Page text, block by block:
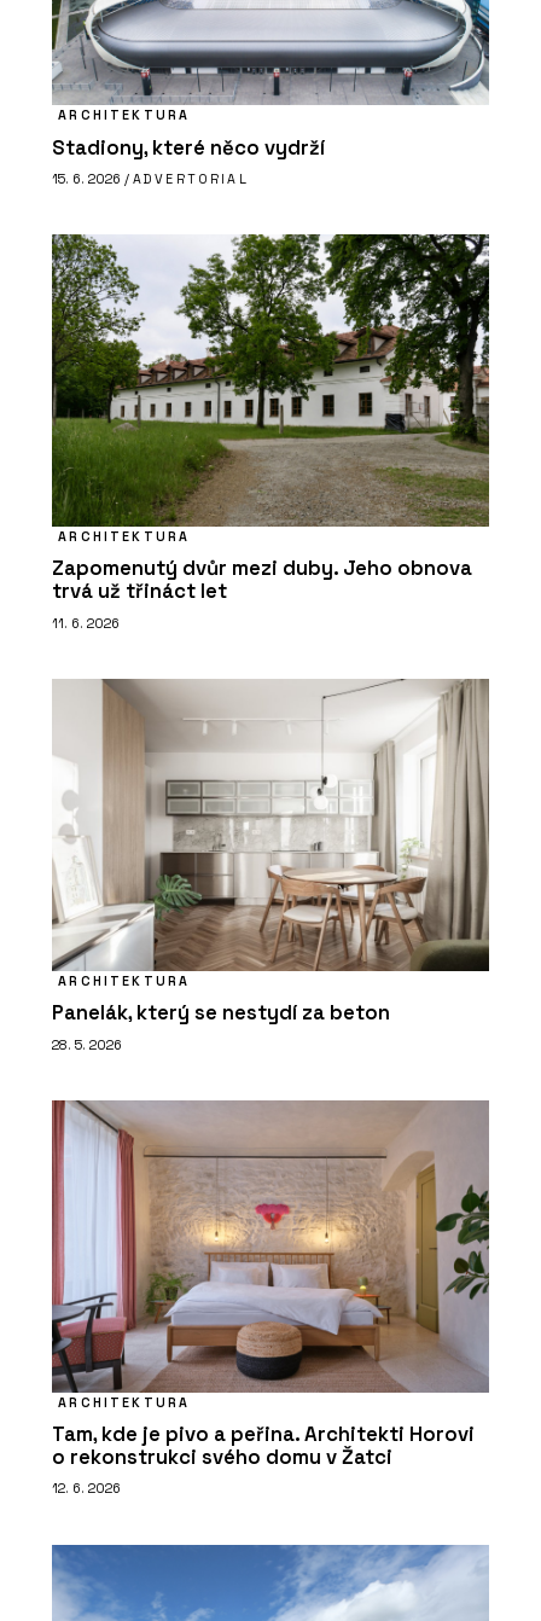
ARCHITEKTURA
Stadiony, které něco vydrží
15. 6. 2026 / ADVERTORIAL
ARCHITEKTURA
Zapomenutý dvůr mezi duby. Jeho obnova
trvá už třináct let
11. 6. 2026
ARCHITEKTURA
Panelák, který se nestydí za beton
28. 5. 2026
ARCHITEKTURA
Tam, kde je pivo a peřina. Architekti Horovi
o rekonstrukci svého domu v Žatci
12. 6. 2026